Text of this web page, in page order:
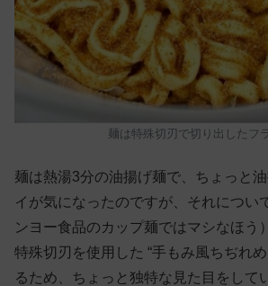
麺は特殊切刃で切り出したフ
麺は熱湯3分の油揚げ麺で、ちょっと
イが気になったのですが、それについ
ンヨー食品のカップ麺ではマシなほう
特殊切刃を使用した “手もみ風ちぢれ
るため、ちょっと独特な見た目をして